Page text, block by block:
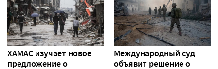
ХАМАС изучает новое
предложение о
Международный суд
объявит решение о